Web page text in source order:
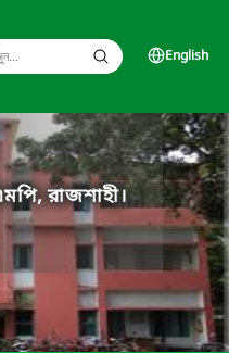
English
রাজশাহী।